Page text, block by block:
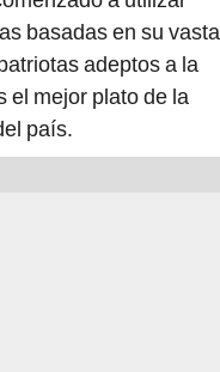
basadas en su vasta
adeptos a la
el mejor plato de la
país.